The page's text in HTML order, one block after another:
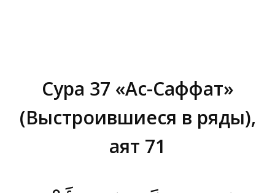
Сура 37 «Ас-Саффат»
(Выстроившиеся в ряды),
аят 71